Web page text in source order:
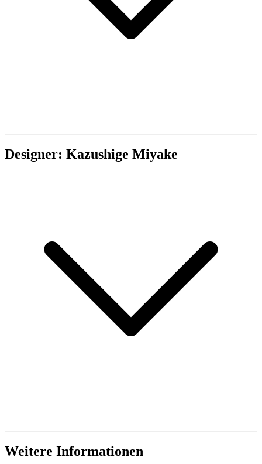
Designer: Kazushige Miyake
Weitere Informationen